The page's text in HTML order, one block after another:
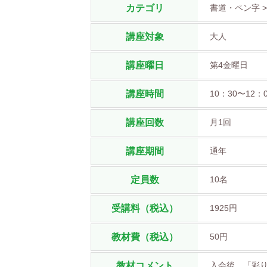
カテゴリ 書道・ペン字
講座対象 大人
講座曜日 第4金曜日
講座時間 10：30〜12：
講座回数 月1回
講座期間 通年
定員数 10名
受講料（税込） 1925円
教材費（税込） 50円